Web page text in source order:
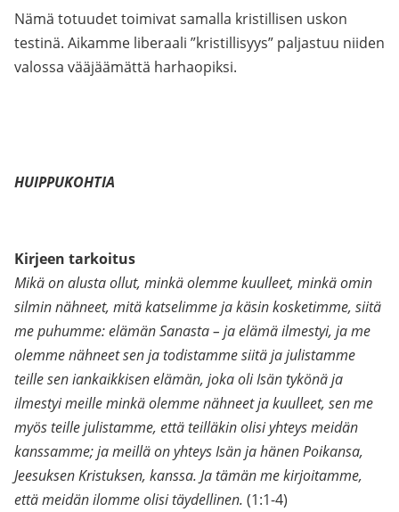
Nämä totuudet toimivat samalla kristillisen uskon
testinä. Aikamme liberaali ”kristillisyys” paljastuu niiden
valossa vääjäämättä harhaopiksi.
HUIPPUKOHTIA
Kirjeen tarkoitus
Mikä on alusta ollut, minkä olemme kuulleet, minkä omin
silmin nähneet, mitä katselimme ja käsin kosketimme, siitä
me puhumme: elämän Sanasta – ja elämä ilmestyi, ja me
olemme nähneet sen ja todistamme siitä ja julistamme
teille sen iankaikkisen elämän, joka oli Isän tykönä ja
ilmestyi meille minkä olemme nähneet ja kuulleet, sen me
myös teille julistamme, että teilläkin olisi yhteys meidän
kanssamme; ja meillä on yhteys Isän ja hänen Poikansa,
Jeesuksen Kristuksen, kanssa. Ja tämän me kirjoitamme,
että meidän ilomme olisi täydellinen. (1:1-4)